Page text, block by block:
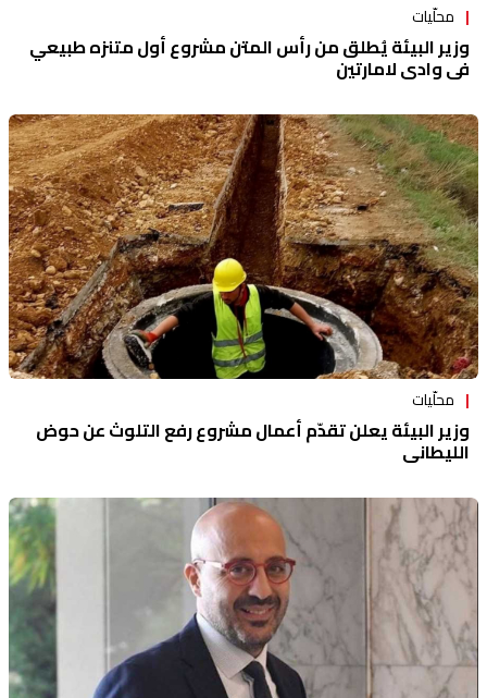
محلّيات
وزير البيئة يُطلق من رأس المتن مشروع أول متنزه طبيعي
في وادي لامارتين
محلّيات
وزير البيئة يعلن تقدّم أعمال مشروع رفع التلوث عن حوض
الليطاني